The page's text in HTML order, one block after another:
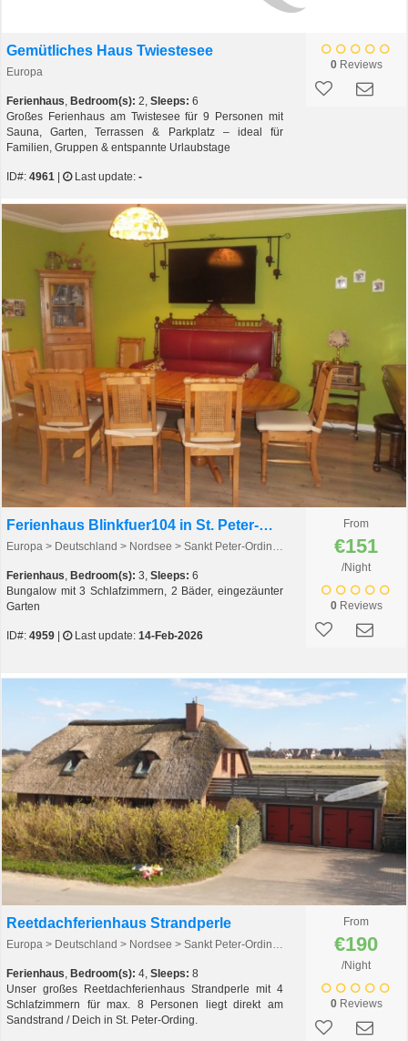
Gemütliches Haus Twiestesee
Europa
Ferienhaus, Bedroom(s): 2, Sleeps: 6
Großes Ferienhaus am Twistesee für 9 Personen mit
Sauna, Garten, Terrassen & Parkplatz – ideal für
Familien, Gruppen & entspannte Urlaubstage
ID#: 4961 Last update: -
0Reviews
Ferienhaus Blinkfuer104 in St. Peter-Ording
Europa > Deutschland > Nordsee > Sankt Peter-Ording > St. Peter-Ording
Ferienhaus, Bedroom(s): 3, Sleeps: 6
Bungalow mit 3 Schlafzimmern, 2 Bäder, eingezäunter
Garten
ID#: 4959 Last update: 14-Feb-2026
From
€151
/Night
0Reviews
Reetdachferienhaus Strandperle
Europa > Deutschland > Nordsee > Sankt Peter-Ording > St. Peter-Ording
Ferienhaus, Bedroom(s): 4, Sleeps: 8
Unser großes Reetdachferienhaus Strandperle mit 4
Schlafzimmern für max. 8 Personen liegt direkt am
Sandstrand / Deich in St. Peter-Ording.
From
€190
/Night
0Reviews